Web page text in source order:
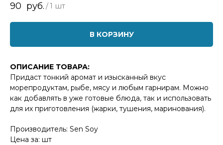
90 руб. /1 шт
В КОРЗИНУ
ОПИСАНИЕ ТОВАРА:
Придаст тонкий аромат и изысканный вкус
морепродуктам, рыбе, мясу и любым гарнирам. Можно
как добавлять в уже готовые блюда, так и использовать
для их приготовления (жарки, тушения, маринования).
Производитель: Sen Soy
Цена за: шт